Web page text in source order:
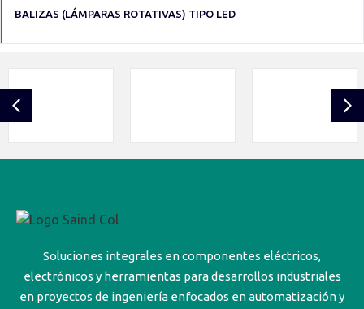
BALIZAS (LÁMPARAS ROTATIVAS) TIPO LED
Soluciones integrales en componentes eléctricos,
electrónicos y herramientas para desarrollos industriales
en proyectos de ingeniería enfocados en automatización y